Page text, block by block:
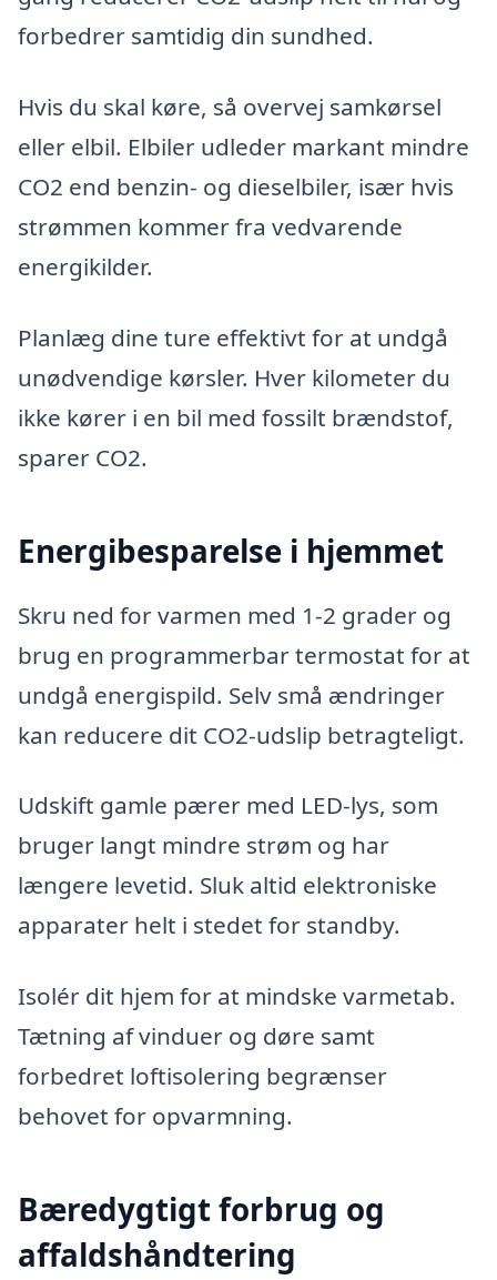
forbedrer samtidig din sundhed.
Hvis du skal køre, så overvej samkørsel
eller elbil. Elbiler udleder markant mindre
CO2 end benzin- og dieselbiler, især hvis
strømmen kommer fra vedvarende
energikilder.
Planlæg dine ture effektivt for at undgå
unødvendige kørsler. Hver kilometer du
ikke kører i en bil med fossilt brændstof,
sparer CO2.
Energibesparelse i hjemmet
Skru ned for varmen med 1-2 grader og
brug en programmerbar termostat for at
undgå energispild. Selv små ændringer
kan reducere dit CO2-udslip betragteligt.
Udskift gamle pærer med LED-lys, som
bruger langt mindre strøm og har
længere levetid. Sluk altid elektroniske
apparater helt i stedet for standby.
Isolér dit hjem for at mindske varmetab.
Tætning af vinduer og døre samt
forbedret loftisolering begrænser
behovet for opvarmning.
Bæredygtigt forbrug og
affaldshåndtering